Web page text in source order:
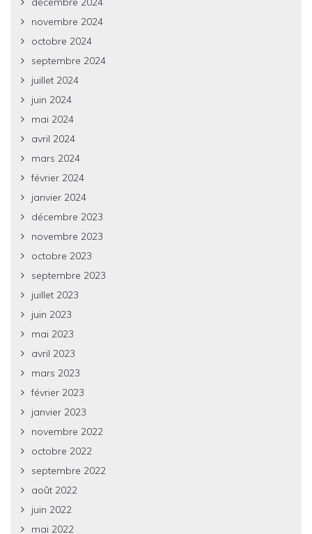
novembre 2024
octobre 2024
septembre 2024
juillet 2024
juin 2024
mai 2024
avril 2024
mars 2024
février 2024
janvier 2024
décembre 2023
novembre 2023
octobre 2023
septembre 2023
juillet 2023
juin 2023
mai 2023
avril 2023
mars 2023
février 2023
janvier 2023
novembre 2022
octobre 2022
septembre 2022
août 2022
juin 2022
mai 2022